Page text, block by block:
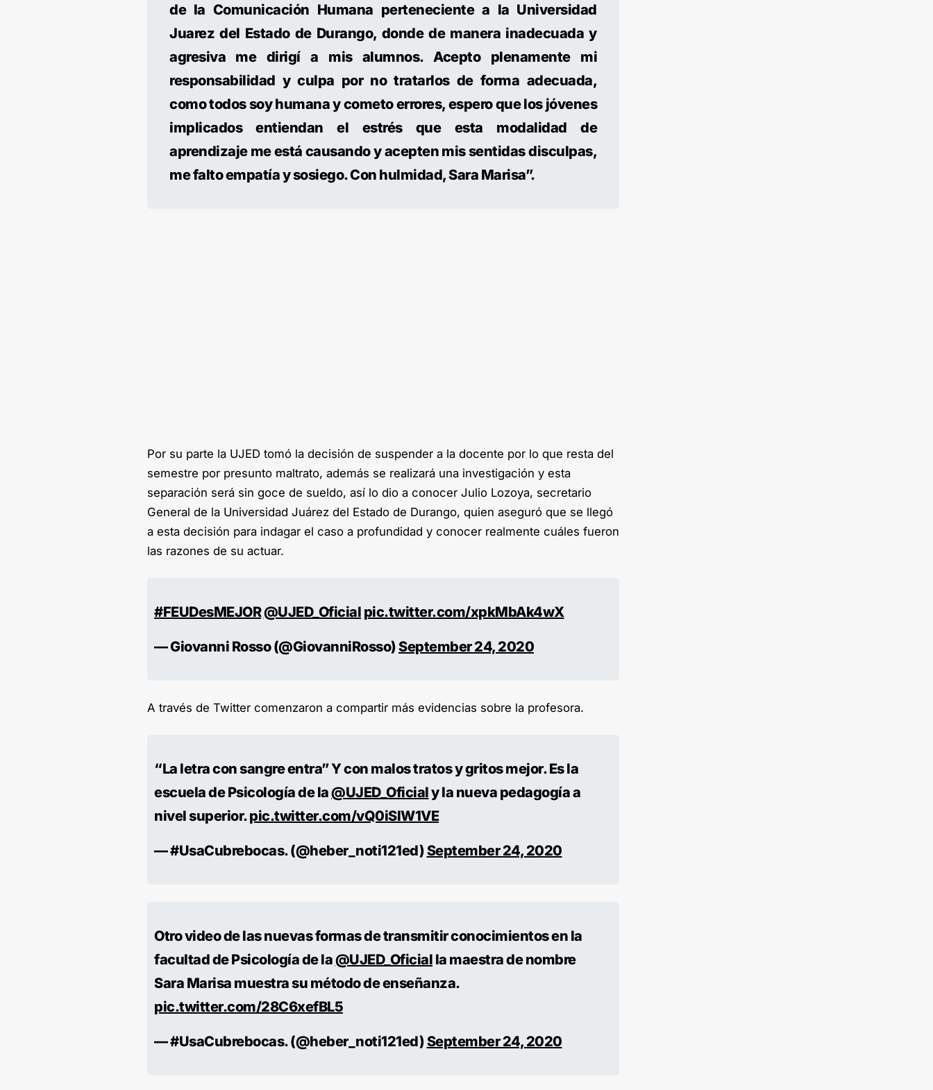
de la Comunicación Humana perteneciente a la Universidad
Juarez del Estado de Durango, donde de manera inadecuada y
agresiva me dirigí a mis alumnos. Acepto plenamente mi
responsabilidad y culpa por no tratarlos de forma adecuada,
como todos soy humana y cometo errores, espero que los jóvenes
implicados entiendan el estrés que esta modalidad de
aprendizaje me está causando y acepten mis sentidas disculpas,
me falto empatía y sosiego. Con hulmidad, Sara Marisa”.
Por su parte la UJED tomó la decisión de suspender a la docente por lo que resta del
semestre por presunto maltrato, además se realizará una investigación y esta
separación será sin goce de sueldo, así lo dio a conocer Julio Lozoya, secretario
General de la Universidad Juárez del Estado de Durango, quien aseguró que se llegó
a esta decisión para indagar el caso a profundidad y conocer realmente cuáles fueron
las razones de su actuar.
#FEUDesMEJOR@UJED_Oficial pic.twitter.com/xpkMbAk4wX
— Giovanni Rosso (@GiovanniRosso)September 24, 2020
A través de Twitter comenzaron a compartir más evidencias sobre la profesora.
“La letra con sangre entra” Y con malos tratos y gritos mejor. Es la
escuela de Psicología de la@UJED_Oficialy la nueva pedagogía a
nivel superior.pic.twitter.com/vQ0iSlW1VE
— #UsaCubrebocas. (@heber_noti121ed)September 24, 2020
Otro video de las nuevas formas de transmitir conocimientos en la
facultad de Psicología de la@UJED_Oficial la maestra de nombre
Sara Marisa muestra su método de enseñanza.
pic.twitter.com/28C6xefBL5
— #UsaCubrebocas. (@heber_noti121ed)September 24, 2020